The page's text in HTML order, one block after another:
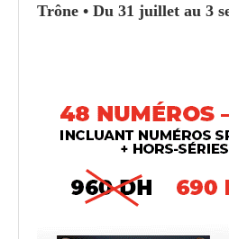
Trône • Du 31 juillet au 3